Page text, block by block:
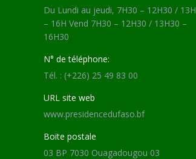
Du Lundi au jeudi, 7H30 – 12H30 / 13H
– 16H Vend 7H30 – 12H30 / 13H30 –
16H30
N° de téléphone:
Tél. : (+226) 25 49 83 00
URL site web
www.presidencedufaso.bf
Boite postale
03 BP 7030 Ouagadougou 03